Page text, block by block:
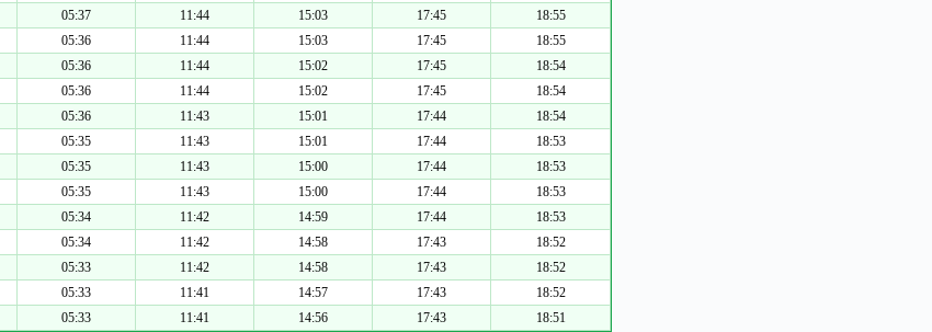
05:37 11:44 15:03 17:45
18:55
05:36 11:44 15:03 17:45
18:55
05:36 11:44 15:02 17:45
18:54
05:36 11:44 15:02 17:45
18:54
05:36 11:43 15:01 17:44
18:54
05:35 11:43 15:01 17:44
18:53
05:35 11:43 15:00 17:44
18:53
05:35 11:43 15:00 17:44
18:53
05:34 11:42 14:59 17:44
18:53
05:34 11:42 14:58 17:43
18:52
05:33 11:42 14:58 17:43
18:52
05:33 11:41 14:57 17:43
18:52
05:33 11:41 14:56 17:43 18:51